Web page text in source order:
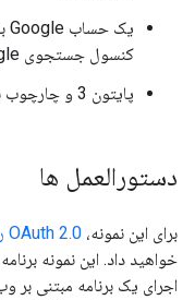
یک حساب Google با حداقل یک وب سایت
کنسول جستجوی Google.
پایتون 3 و چارچوب برنامه وب
دستورالعمل ها
برای این نمونه، OAuth 2.0 را برای نمونه برنامه کاربردی وب سرور